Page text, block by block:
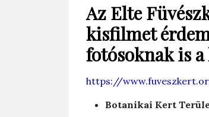
Az Elte
kisfilmet
fotósoknak is
https://
Botanikai Kert